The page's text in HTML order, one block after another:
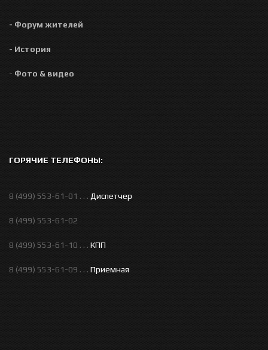
- Форум жителей
- История
- Фото & видео
ГОРЯЧИЕ ТЕЛЕФОНЫ:
8 (499) 553-61-01 . . . Диспетчер
8 (499) 553-61-02
8 (499) 553-61-10 . . . КПП
8 (499) 553-61-09 . . . Приемная